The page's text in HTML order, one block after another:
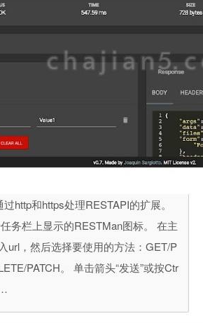
http和https处理RESTAPI的扩展。
务栏上显示的RESTMan图标。 在主
url，然后选择要使用的方法：GET/P
PATCH。 单击箭头“发送”或按Ctr